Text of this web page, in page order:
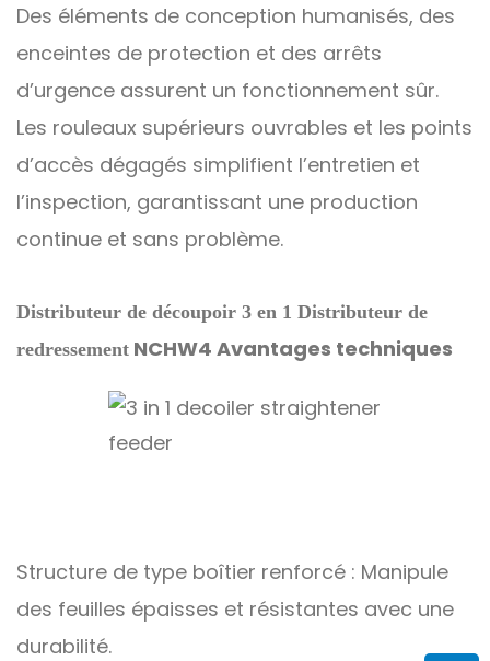
Des éléments de conception humanisés, des
enceintes de protection et des arrêts
d’urgence assurent un fonctionnement sûr.
Les rouleaux supérieurs ouvrables et les points
d’accès dégagés simplifient l’entretien et
l’inspection, garantissant une production
continue et sans problème.
Distributeur de découpoir 3 en 1 Distributeur de
redressement NCHW4 Avantages techniques
Structure de type boîtier renforcé : Manipule
des feuilles épaisses et résistantes avec une
durabilité.